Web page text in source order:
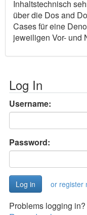
Inhaltstechnisch
über die Dos and
Cases für eine
jeweiligen Vor- und
Log In
Username:
Password:
or register
Problems logging in?